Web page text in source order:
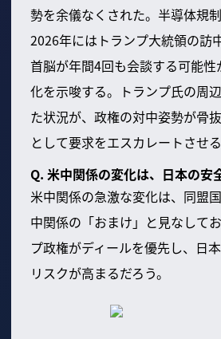
勢を余儀なくされた。半導体規
2026年にはトランプ大統領の訪
首脳が年間4回も会談する可能
化を示唆する。トランプ氏の周
た状況が、政権の対中姿勢が骨
として要求をエスカレートさせ
Q. 米中関係の変化は、日本の安
米中関係の急激な変化は、同盟
中関係の「おまけ」と見なして
プ政権がディールを優先し、日
リスクが高まるだろう。